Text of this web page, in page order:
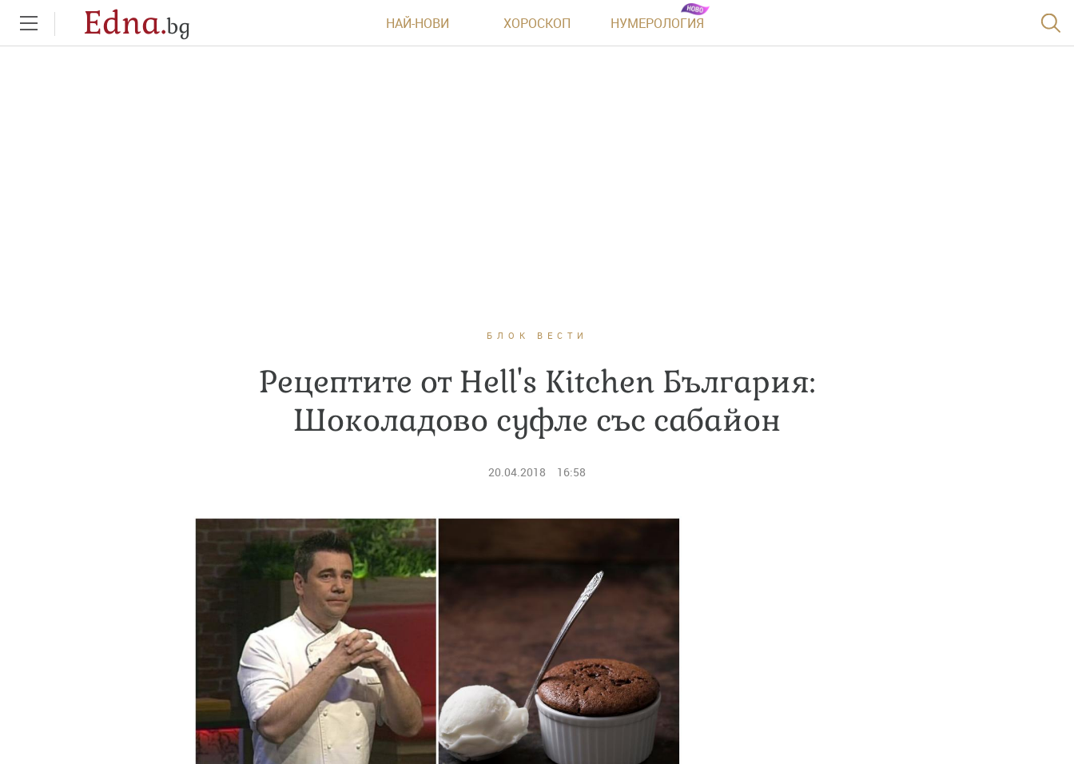
Edna.bg НАЙ-НОВИ ХОРОСКОП НУМЕРОЛОГИЯ
БЛОК ВЕСТИ
Рецептите от Hell's Kitchen България:
Шоколадово суфле със сабайон
20.04.2018 16:58